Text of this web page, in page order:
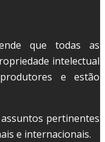
que todas as
intelectual
e estão
pertinentes
e internacionais.